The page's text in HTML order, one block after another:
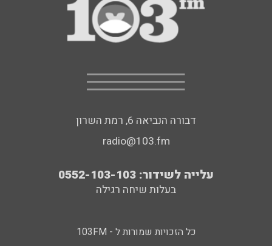
דבורה הנביאה 6, רמת השרון
radio@103.fm
עלייה לשידור: 0552-103-103
בעלות שיחה רגילה
כל הזכויות שמורות ל - 103FM